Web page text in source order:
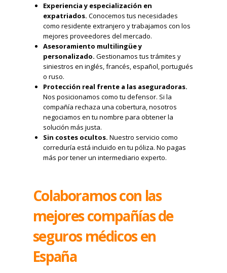
Experiencia y especialización en
expatriados. Conocemos tus necesidades
como residente extranjero y trabajamos con los
mejores proveedores del mercado.
Asesoramiento multilingüe y
personalizado. Gestionamos tus trámites y
siniestros en inglés, francés, español, portugués
o ruso.
Protección real frente a las aseguradoras.
Nos posicionamos como tu defensor. Si la
compañía rechaza una cobertura, nosotros
negociamos en tu nombre para obtener la
solución más justa.
Sin costes ocultos. Nuestro servicio como
correduría está incluido en tu póliza. No pagas
más por tener un intermediario experto.
Colaboramos con las
mejores compañías de
seguros médicos en
España